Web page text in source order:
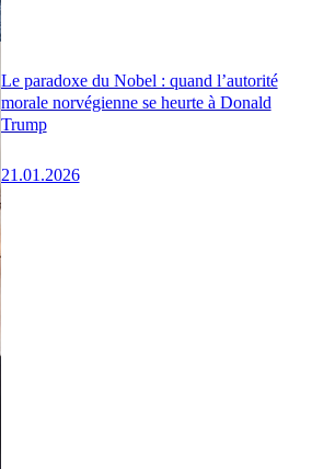
Le paradoxe du Nobel : quand l’autorité
morale norvégienne se heurte à Donald
Trump
21.01.2026